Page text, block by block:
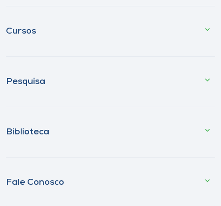
Cursos
Pesquisa
Biblioteca
Fale Conosco